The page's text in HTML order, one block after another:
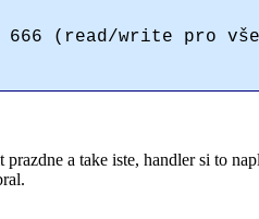
(read/write pro
a take iste, handler si to